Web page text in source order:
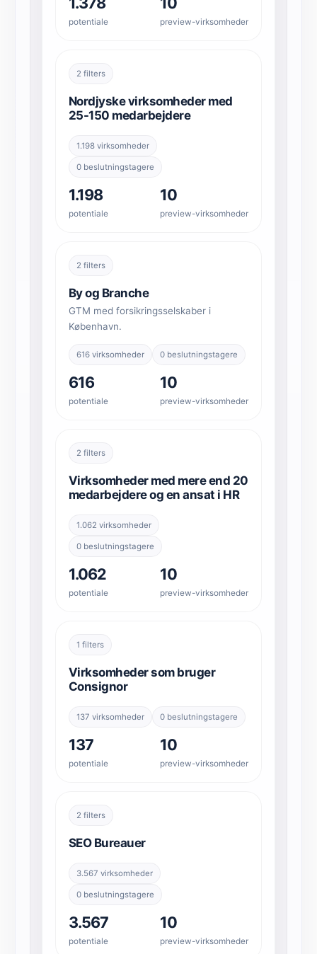
potentiale preview-virksomheder
2 filters
Nordjyske virksomheder med
25-150 medarbejdere
1.198 virksomheder
0 beslutningstagere
1.198
potentiale
10
preview-virksomheder
2 filters
By og Branche
GTM med forsikringsselskaber i
København.
616 virksomheder 0 beslutningstagere
616
potentiale
10
preview-virksomheder
2 filters
Virksomheder med mere end 20
medarbejdere og en ansat i HR
1.062 virksomheder
0 beslutningstagere
1.062
potentiale
10
preview-virksomheder
1 filters
Virksomheder som bruger
Consignor
137 virksomheder 0 beslutningstagere
137
potentiale
10
preview-virksomheder
2 filters
SEO Bureauer
3.567 virksomheder
0 beslutningstagere
3.567
potentiale
10
preview-virksomheder